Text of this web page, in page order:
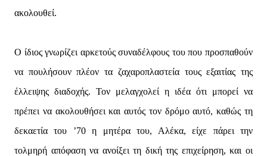
ακολουθεί.
Ο ίδιος γνωρίζει αρκετούς συναδέλφους του που προσπαθούν
να πουλήσουν πλέον τα ζαχαροπλαστεία τους εξαιτίας της
έλλειψης διαδοχής. Τον μελαγχολεί η ιδέα ότι μπορεί να
πρέπει να ακολουθήσει και αυτός τον δρόμο αυτό, καθώς τη
δεκαετία του ’70 η μητέρα του, Αλέκα, είχε πάρει την
τολμηρή απόφαση να ανοίξει τη δική της επιχείρηση, και οι